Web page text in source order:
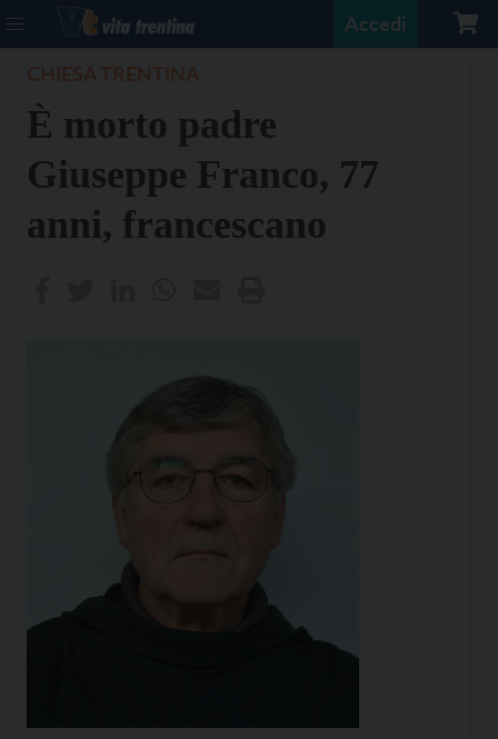
Accedi
È morto padre
Giuseppe Franco, 77
anni, francescano